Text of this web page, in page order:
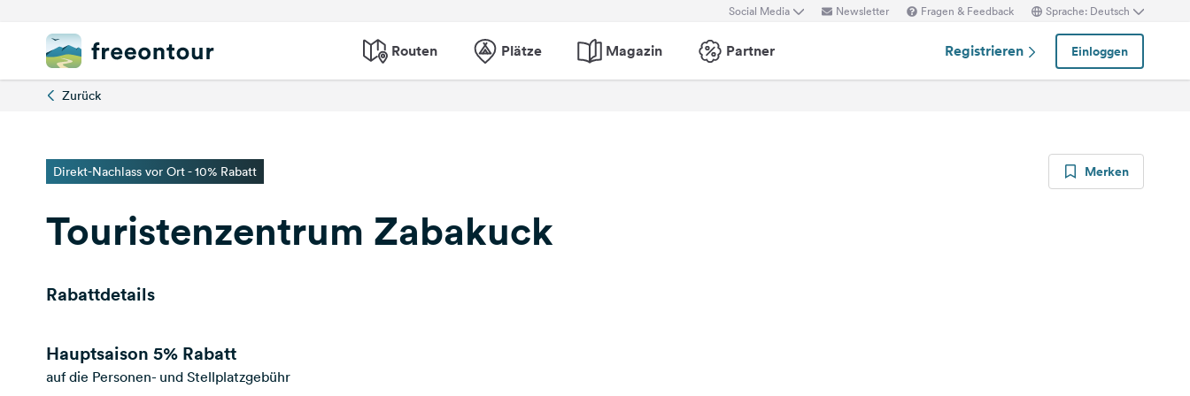
Social Media Newsletter Fragen & Feedback Sprache: Deutsch
Routen Plätze Magazin Partner Registrieren Einloggen
Zurück
Direkt-Nachlass vor Ort - 10% Rabatt Merken
Touristenzentrum Zabakuck
Rabattdetails
Hauptsaison 5% Rabatt
auf die Personen- und Stellplatzgebühr